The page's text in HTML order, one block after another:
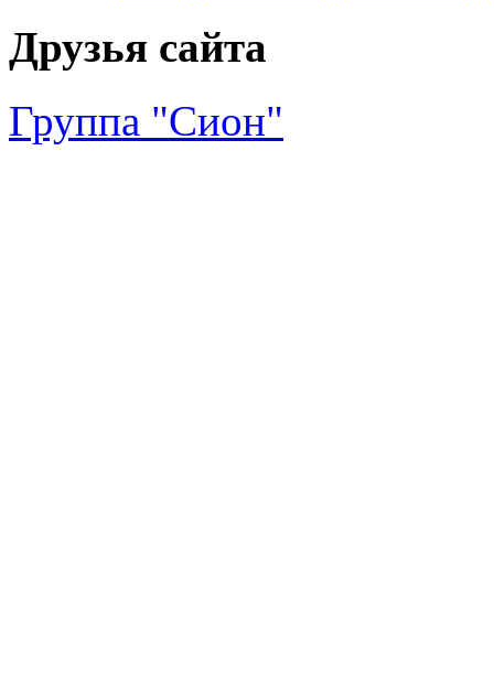
Друзья сайта
Группа "Сион"